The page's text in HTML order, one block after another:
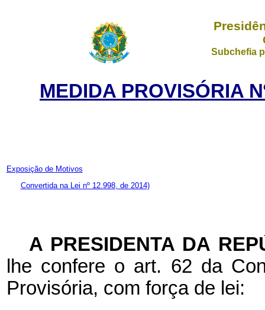
Subchefia
MEDIDA PROVISÓRIA
Exposição de Motivos
Convertida na Lei nº 12.998, de 2014)
A PRESIDENTA DA
lhe confere o art. 62 da
Provisória, com força de lei: